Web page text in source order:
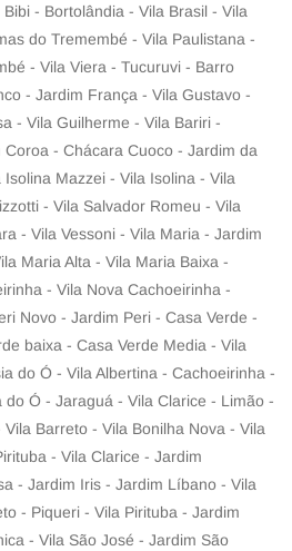
- Bortolândia - Vila Brasil - Vila
do Tremembé - Vila Paulistana -
- Vila Viera - Tucuruvi - Barro
- Jardim França - Vila Gustavo -
- Vila Guilherme - Vila Bariri -
- Chácara Cuoco - Jardim da
Mazzei - Vila Isolina - Vila
- Vila Salvador Romeu - Vila
- Vila Vessoni - Vila Maria - Jardim
Maria Alta - Vila Maria Baixa -
- Vila Nova Cachoeirinha -
Novo - Jardim Peri - Casa Verde -
baixa - Casa Verde Media - Vila
do Ó - Vila Albertina - Cachoeirinha -
Ó - Jaraguá - Vila Clarice - Limão -
Barreto - Vila Bonilha Nova - Vila
- Vila Clarice - Jardim
- Jardim Iris - Jardim Líbano - Vila
- Piqueri - Vila Pirituba - Jardim
- Vila São José - Jardim São